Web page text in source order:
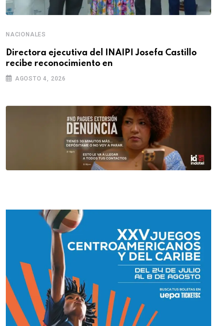
NACIONALES
Directora ejecutiva del INAIPI Josefa Castillo
recibe reconocimiento en
AGOSTO 4, 2026